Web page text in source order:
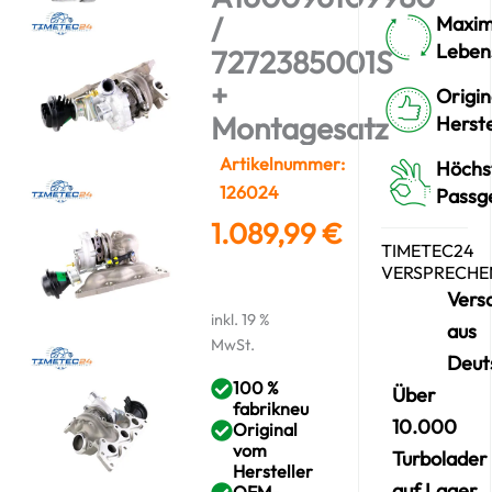
/
7272385001S
+
Montagesatz
Artikelnummer:
126024
1.089,99€
inkl. 19 %
MwSt.
100 %
fabrikneu
Original
vom
Hersteller
TIMETEC24
aus
Über
10.000
Turbolader